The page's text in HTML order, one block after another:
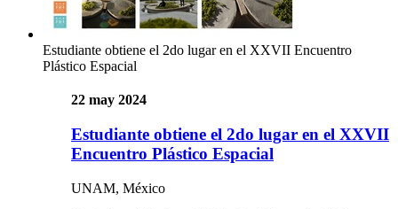
Estudiante obtiene el 2do lugar en el XXVII Encuentro
Plástico Espacial
22 may 2024
Estudiante obtiene el 2do lugar en el XXVII
Encuentro Plástico Espacial
UNAM, México